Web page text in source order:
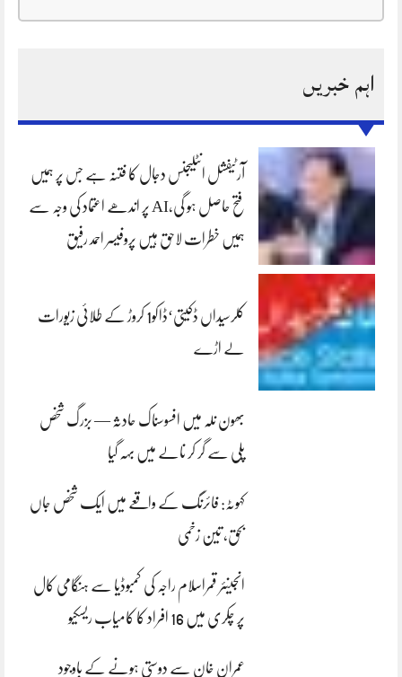
اہم خبریں
آرٹیفشل انٹلیجنس دجال کا فتنہ ہے جس پر ہمیں
فتح حاصل ہو گی،AI پر اندھے اعتماد کی وجہ سے
ہمیں خطرات لاحق ہیں پروفیسر احمد رفیق
کلرسیداں ڈکیتی‘ڈاکو1 کروڑ کے طلائی زیورات
لے اڑے
بھون نلہ میں افسوسناک حادثہ — بزرگ شخص
پلی سے گر کر نالے میں بہہ گیا
کہوٹہ: فائرنگ کے واقعے میں ایک شخص جاں
بحق، تین زخمی
انجینئر قمراسلام راجہ کی کمبوڈیا سے ہنگامی کال
پر چکری میں 16 افراد کا کامیاب ریسکیو
عمران خان سے دوستی ہونے کے باوجود